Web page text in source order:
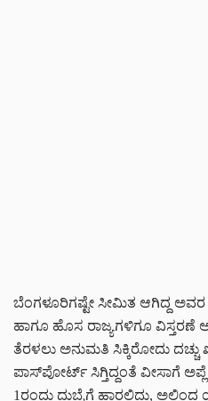
ಬೆಂಗಳೂರಿಗಷ್ಟೇ ಸೀಮಿತ ಆಗಿದ್ದ
ಹಾಗೂ ಹೊಸ ರಾಜ್ಯಗಳಿಗೂ ವಿಸ್ತರಣೆ
ತೆರಳಲು ಅನುಮತಿ ಸಿಕ್ಕಿರೋದು
ಪಾಸ್‌‌‌ಪೋರ್ಟ್‌ ಸಿಗ್ತಿದ್ದಂತೆ ವೀಸಾಗೆ
1ರಂದು ದುಬೈಗೆ ಹಾರಲಿದ್ದು,